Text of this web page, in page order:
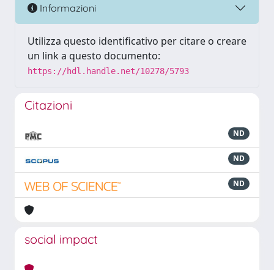
Informazioni
Utilizza questo identificativo per citare o creare
un link a questo documento:
https://hdl.handle.net/10278/5793
Citazioni
ND
ND
ND
social impact